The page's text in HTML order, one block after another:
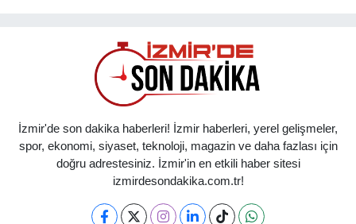
İzmir'de son dakika haberleri! İzmir haberleri, yerel gelişmeler,
spor, ekonomi, siyaset, teknoloji, magazin ve daha fazlası için
doğru adrestesiniz. İzmir'in en etkili haber sitesi
izmirdesondakika.com.tr!